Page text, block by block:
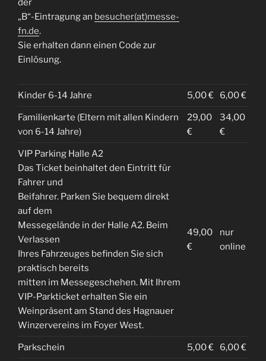
der
„B“-Eintragung an besucher(at)messe-
fn.de.
Sie erhalten dann einen Code zur
Einlösung.
Kinder 6-14 Jahre 5,00 € 6,00 €
Familienkarte (Eltern mit allen Kindern
von 6-14 Jahre)
29,00
€
34,00
€
VIP Parking Halle A2
Das Ticket beinhaltet den Eintritt für
Fahrer und
Beifahrer. Parken Sie bequem direkt
auf dem
Messegelände in der Halle A2. Beim
Verlassen
Ihres Fahrzeuges befinden Sie sich
praktisch bereits
mitten im Messegeschehen. Mit Ihrem
VIP-Parkticket erhalten Sie ein
Weinpräsent am Stand des Hagnauer
Winzervereins im Foyer West.
49,00
€
nur
online
Parkschein 5,00 € 6,00 €